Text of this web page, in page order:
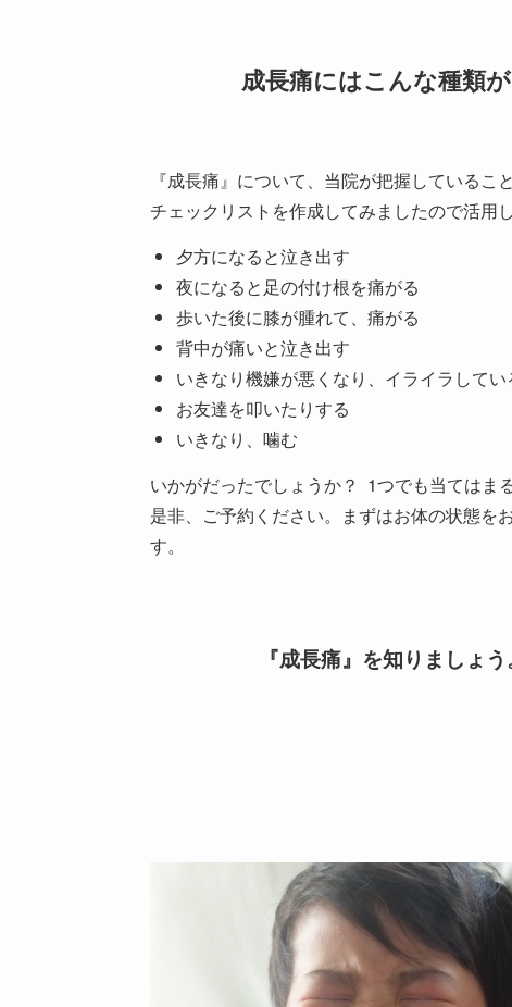
成長痛にはこんな種類
『成長痛』について、当院が把握しているこ
チェックリストを作成してみましたので活用
夕方になると泣き出す
夜になると足の付け根を痛がる
歩いた後に膝が腫れて、痛がる
背中が痛いと泣き出す
いきなり機嫌が悪くなり、イライラしてい
お友達を叩いたりする
いきなり、噛む
いかがだったでしょうか？ 1つでも当てはま
是非、ご予約ください。まずはお体の状態を
す。
『成長痛』を知りましょう